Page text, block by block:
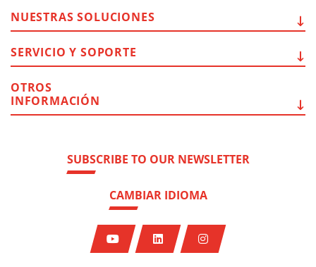
SUBSCRIBE TO OUR NEWSLETTER
CAMBIAR IDIOMA
NUESTRAS SOLUCIONES
SERVICIO Y SOPORTE
OTROS
INFORMACIÓN